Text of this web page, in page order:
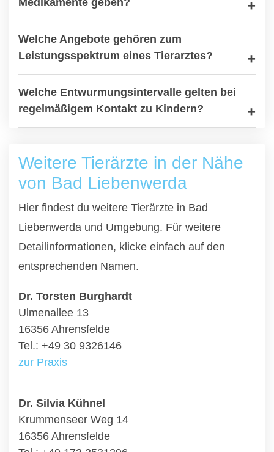
Medikamente geben?
Welche Angebote gehören zum
Leistungsspektrum eines Tierarztes?
Welche Entwurmungsintervalle gelten bei
regelmäßigem Kontakt zu Kindern?
Weitere Tierärzte in der Nähe
von Bad Liebenwerda
Hier findest du weitere Tierärzte in Bad
Liebenwerda und Umgebung. Für weitere
Detailinformationen, klicke einfach auf den
entsprechenden Namen.
Dr. Torsten Burghardt
Ulmenallee 13
16356 Ahrensfelde
Tel.: +49 30 9326146
zur Praxis
Dr. Silvia Kühnel
Krummenseer Weg 14
16356 Ahrensfelde